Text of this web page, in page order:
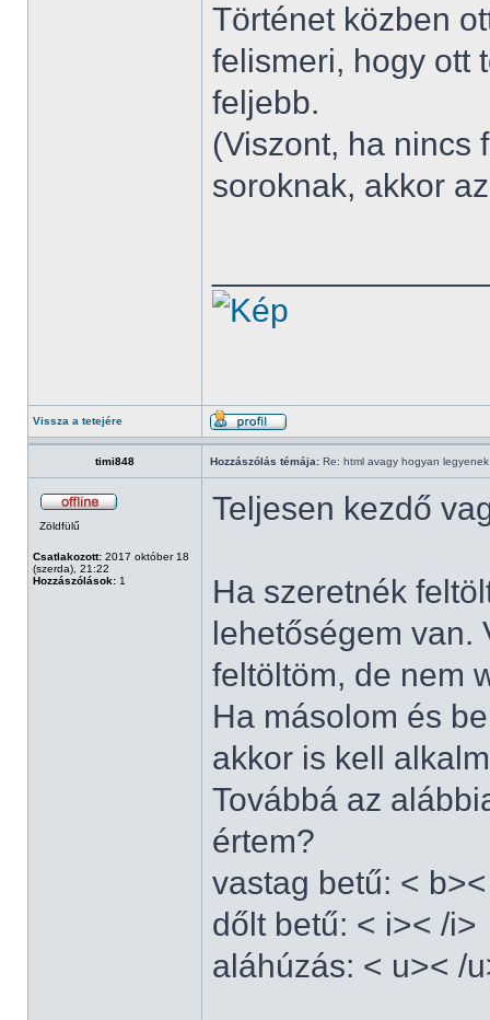
Történet közben
felismeri, hogy ott
feljebb.
(Viszont, ha nincs
soroknak, akkor
Vissza a tetejére
timi848 Hozzászólás témája: Re: html avagy hogyan
Zöldfülű
Csatlakozott: 2017 október 18
(szerda), 21:22
Hozzászólások: 1
Teljesen kezdő
Ha szeretnék
lehetőségem van.
feltöltöm, de nem
Ha másolom és
akkor is kell
Továbbá az
értem?
vastag betű: <
dőlt betű: < i>< /i>
aláhúzás: < u>< /